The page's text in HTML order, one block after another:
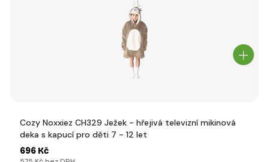
Cozy Noxxiez CH329 Ježek - hřejivá televizní mikinová
deka s kapucí pro děti 7 - 12 let
696 Kč